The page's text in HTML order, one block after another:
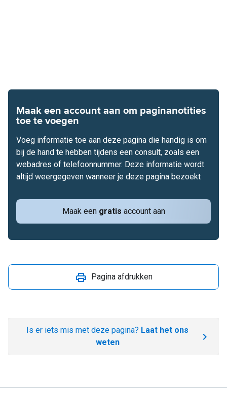
Maak een account aan om paginanotities
toe te voegen
Maak een gratis account aan
Voeg informatie toe aan deze pagina die handig is om
bij de hand te hebben tijdens een consult, zoals een
webadres of telefoonnummer. Deze informatie wordt
altijd weergegeven wanneer je deze pagina bezoekt
Pagina afdrukken
Is er iets mis met deze pagina? Laat het ons
weten